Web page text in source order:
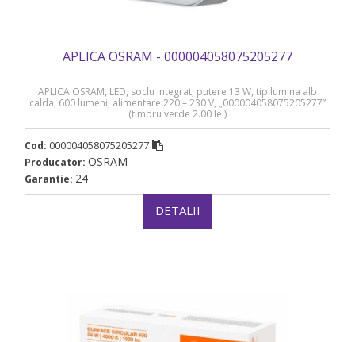
APLICA OSRAM - 000004058075205277
APLICA OSRAM, LED, soclu integrat, putere 13 W, tip lumina alb
calda, 600 lumeni, alimentare 220 – 230 V, „000004058075205277”
(timbru verde 2.00 lei)
Cod: 000004058075205277
Producator: OSRAM
Garantie: 24
DETALII